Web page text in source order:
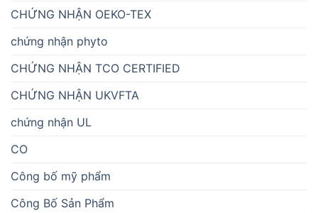
CHỨNG NHẬN OEKO-TEX
chứng nhận phyto
CHỨNG NHẬN TCO CERTIFIED
CHỨNG NHẬN UKVFTA
chứng nhận UL
CO
Công bố mỹ phẩm
Công Bố Sản Phẩm